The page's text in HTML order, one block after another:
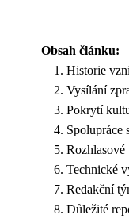
Obsah článku:
Historie
Vysílání
Pokrytí
Spolupráce
Rozhlasové
Technické
Redakční
Důležité